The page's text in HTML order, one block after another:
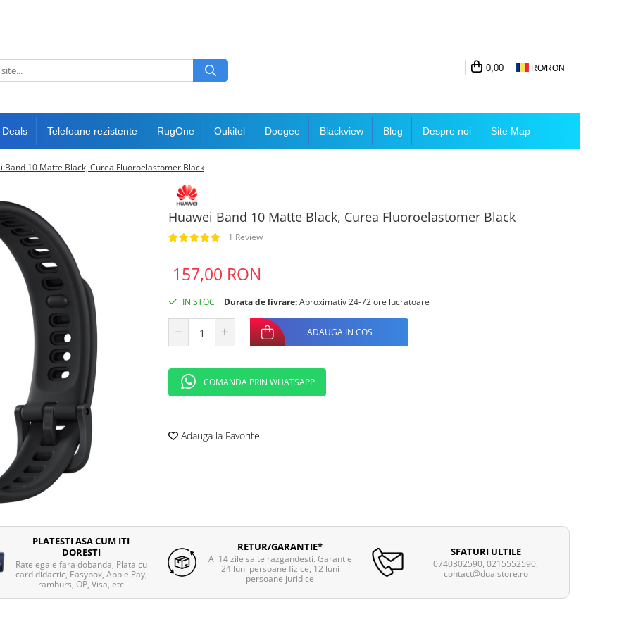
0,00 RO/RON
Deals Telefoane rezistente RugOne Oukitel Doogee Blackview Blog Despre noi Site Map
Band 10 Matte Black, Curea Fluoroelastomer Black
Huawei Band 10 Matte Black, Curea Fluoroelastomer Black
1 Review
157,00 RON
IN STOC Durata de livrare:Aproximativ 24-72 ore lucratoare
ADAUGA IN COS
COMANDA PRIN WHATSAPP
Adauga la Favorite
PLATESTI ASA CUM ITI
DORESTI
Rate egale fara dobanda, Plata cu
card didactic, Easybox, Apple Pay,
ramburs, OP, Visa, etc
RETUR/GARANTIE*
Ai 14 zile sa te razgandesti. Garantie
24 luni persoane fizice, 12 luni
persoane juridice
SFATURI ULTILE
0740302590, 0215552590,
contact@dualstore.ro